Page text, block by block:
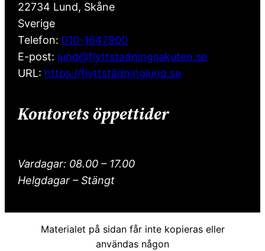
22734 Lund, Skåne
Sverige
Telefon: 010-1647900
E-post: lund@flyttstadningsakuten.se
URL: https://flyttstädninglund.se
Kontorets öppettider
Vardagar: 08.00 – 17.00
Helgdagar – Stängt
Materialet på sidan får inte kopieras eller
användas någon